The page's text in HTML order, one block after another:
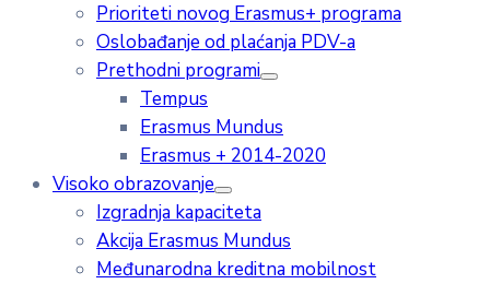
Prioriteti novog Erasmus+ programa
Oslobađanje od plaćanja PDV-a
Prethodni programi
Tempus
Erasmus Mundus
Erasmus + 2014-2020
Visoko obrazovanje
Izgradnja kapaciteta
Akcija Erasmus Mundus
Međunarodna kreditna mobilnost